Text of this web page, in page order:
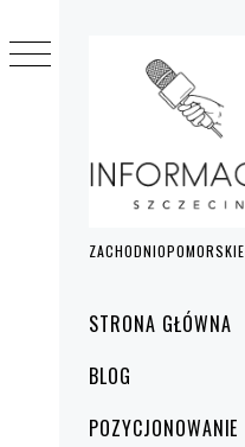
ZACHODNIOPOMORSKIE
główneSTRONA GŁÓWNA
BLOG
POZYCJONOWANIE
do
treści